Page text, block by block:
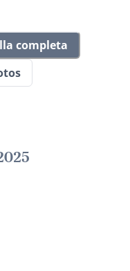
completa